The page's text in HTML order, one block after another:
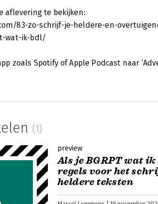
aflevering te bekijken:
83-zo-schrijf-je-heldere-en-
wat-ik-bdl/
zoals Spotify of Apple Podcast naar
(1)
preview
Als je BGRPT wat ik
regels voor het
heldere teksten